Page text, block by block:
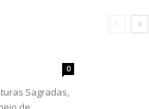
0
Sagradas,